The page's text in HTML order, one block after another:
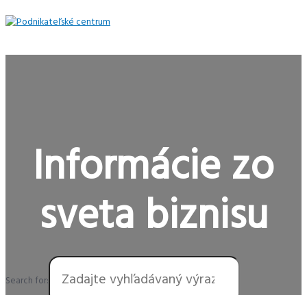
Preskočiť
na
Menu
Informácie zo
sveta biznisu
Search for: